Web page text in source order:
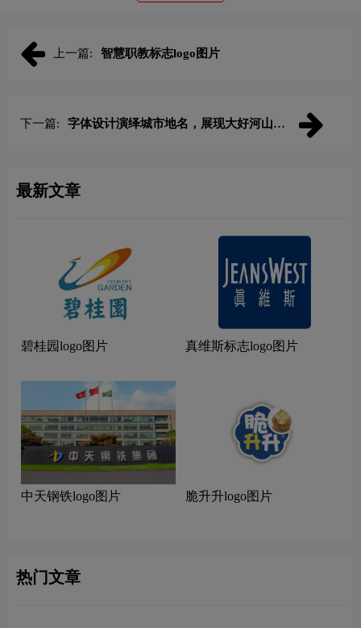
上一篇: 智慧职教标志logo图片
下一篇:
字体设计演绎城市地名，展现大好河山的
最新文章
碧桂园logo图片 真维斯标志logo图片
中天钢铁logo图片 脆升升logo图片
热门文章